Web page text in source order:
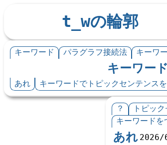
t_wの輪郭
キーワード パラグラフ接続法 キーワ
キーワー
あれ
キーワードでトピックセンテンス
？ トピッ
キーワードを
あれ